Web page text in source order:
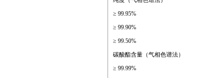
≥ 99.95%
≥ 99.90%
≥ 99.50%
碳酸酯含量（气相色谱法）
≥ 99.99%